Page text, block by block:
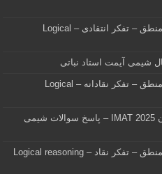
نمونه سوالات آیمت ایتالیا – استدلال و منطق – تفکر انتقادی – Logical
شیمی آیمت استاد نباتی
نمونه سوالات آیمت ایتالیا – استدلال و منطق – تفکر نقادانه – Logical
پاسخ سوالات آیمت ۲۰۲۵ ایتالیا – آزمون IMAT 2025 – پاسخ سوالات شیمی
نمونه سوالات آیمت ایتالیا – استدلال و منطق – تفکر نقاد – Logical reasoning